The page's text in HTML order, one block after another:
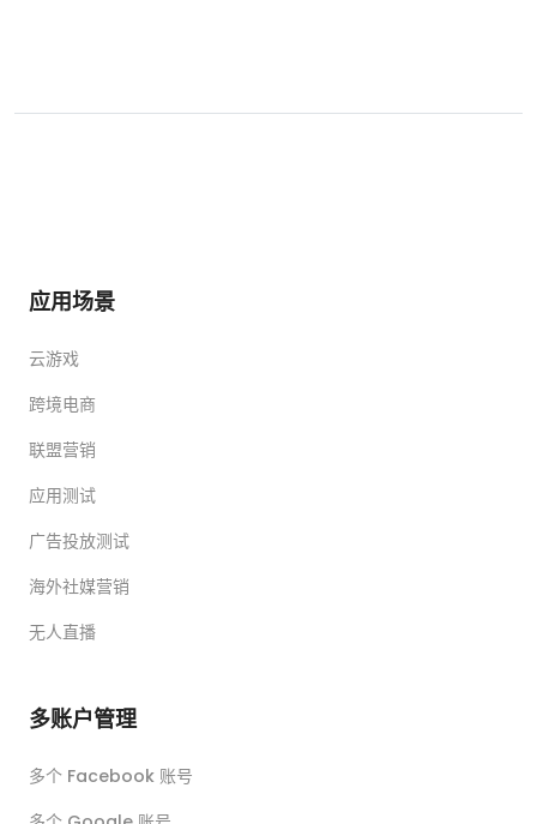
应用场景
云游戏
跨境电商
联盟营销
应用测试
广告投放测试
海外社媒营销
无人直播
多账户管理
多个 Facebook 账号